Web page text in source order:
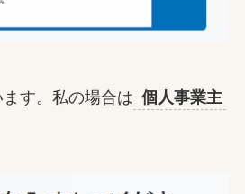
す。私の場合は 個人事業主